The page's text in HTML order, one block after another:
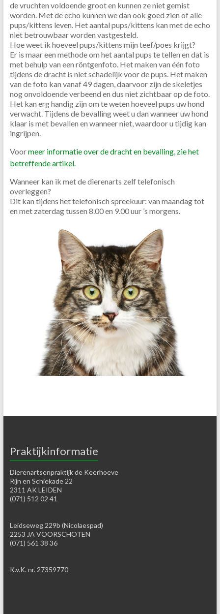
de vruchten voldoende groot en kunnen ze niet gemist
worden. Met de echo kunnen we dan ook goed zien of alle
pups/kittens leven. Het aantal pups/kittens kan met de echo
niet betrouwbaar worden vastgesteld.
Hoe weet ik hoeveel pups/kittens mijn teef/poes krijgt?
Er is maar een methode om het aantal pups te tellen en dat is
met behulp van een röntgenfoto. Het maken van één foto
tijdens de dracht is niet schadelijk voor de pups. Het maken
van de foto kan vanaf 49 dagen, daarvoor zijn de skeletjes
nog onvoldoende verbeend en dus niet zichtbaar op de foto.
Het kan erg handig zijn om te weten hoeveel pups uw hond
verwacht. Tijdens de bevalling weet u dan wanneer uw hond
klaar is met bevallen en wanneer niet, waardoor u tijdig kan
ingrijpen.
Voormeer informatie over de dracht en bevalling, zie het
betreffende artikel.
Wanneer kan ik met de dierenarts zelf telefonisch
overleggen?
Dit kan tijdens het telefonisch spreekuur: van maandag tot
en met zaterdag tussen 8.00 en 9.00 uur ’s morgens.
Praktijkinformatie
Dierenartsenpraktijk de Keerhoeve
Rijn en Schiekade 22
2311 AK LEIDEN
(071) 512 02 41
Leidseweg 229b (Nicolaespad)
2253 JA VOORSCHOTEN
(071) 561 38 36
K.v.K. nr. 27359770